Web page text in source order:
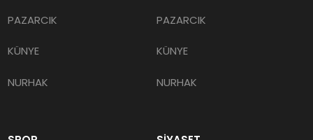
PAZARCIK
KÜNYE
NURHAK
PAZARCIK
KÜNYE
NURHAK